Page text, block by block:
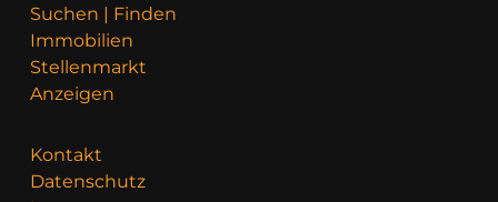
Suchen | Finden
Immobilien
Stellenmarkt
Anzeigen
Kontakt
Datenschutz